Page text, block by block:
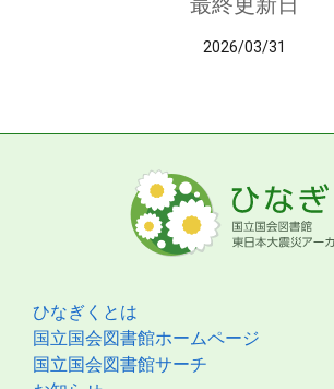
2026/03/31
ひなぎくとは
国立国会図書館ホームページ
国立国会図書館サーチ